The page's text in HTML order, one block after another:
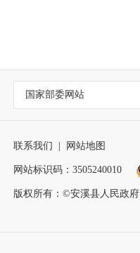
国家部委网站
联系我们 网站地图
网站标识码：3505240010
版权所有：©安溪县人民政府